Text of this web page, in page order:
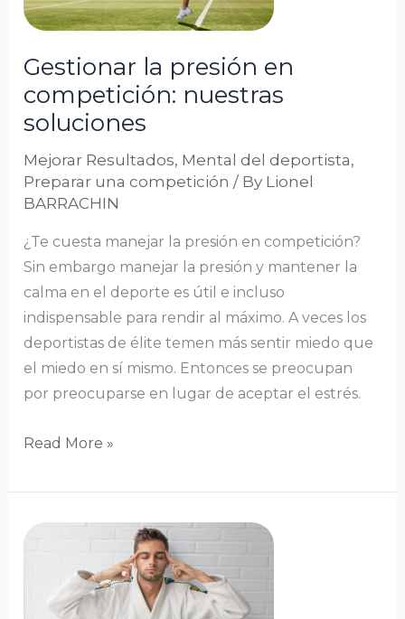
Gestionar la presión en
competición: nuestras
soluciones
Mejorar Resultados, Mental del deportista,
Preparar una competición / By Lionel
BARRACHIN
¿Te cuesta manejar la presión en competición?
Sin embargo manejar la presión y mantener la
calma en el deporte es útil e incluso
indispensable para rendir al máximo. A veces los
deportistas de élite temen más sentir miedo que
el miedo en sí mismo. Entonces se preocupan
por preocuparse en lugar de aceptar el estrés.
nuestras
Read More »
Trabaja
para